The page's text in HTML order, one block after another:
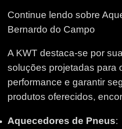
Continue lendo sobre
Bernardo do Campo
A KWT destaca-se por
soluções projetadas para
performance e garantir
produtos oferecidos,
Aquecedores de Pneus: